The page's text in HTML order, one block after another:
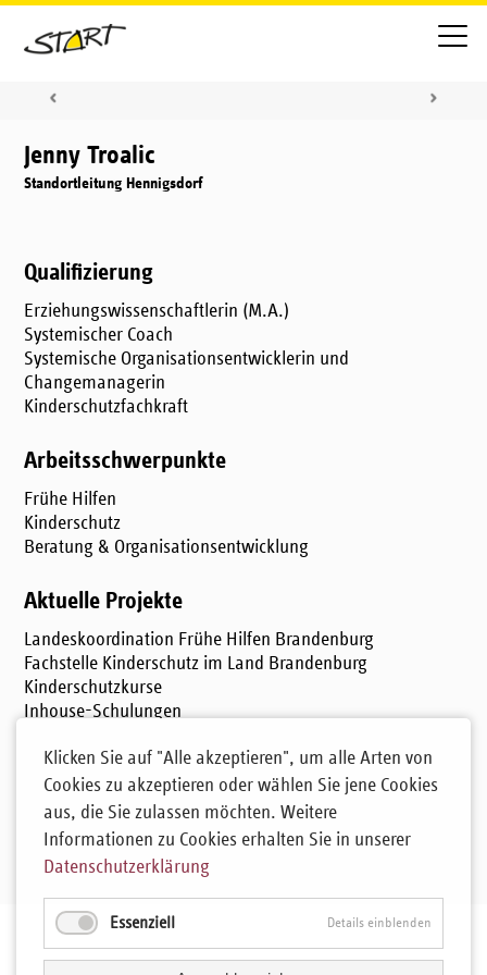
Jenny Troalic
Standortleitung Hennigsdorf
Qualifizierung
Erziehungswissenschaftlerin (M.A.)
Systemischer Coach
Systemische Organisationsentwicklerin und
Changemanagerin
Kinderschutzfachkraft
Arbeitsschwerpunkte
Frühe Hilfen
Kinderschutz
Beratung & Organisationsentwicklung
Aktuelle Projekte
Landeskoordination Frühe Hilfen Brandenburg
Fachstelle Kinderschutz im Land Brandenburg
Kinderschutzkurse
Inhouse-Schulungen
Kontakt
jenny.troalic@start-ggmbh.de
Tel.: 03302 - 86 09 57 7
Mobil: 0151 61818267
Klicken Sie auf "Alle akzeptieren", um alle Arten von
Cookies zu akzeptieren oder wählen Sie jene Cookies
aus, die Sie zulassen möchten. Weitere
Informationen zu Cookies erhalten Sie in unserer
Datenschutzerklärung
Essenziell Details einblenden